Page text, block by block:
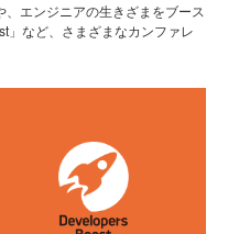
エンジニアの生きざまをブース
」など、さまざまなカンファレ